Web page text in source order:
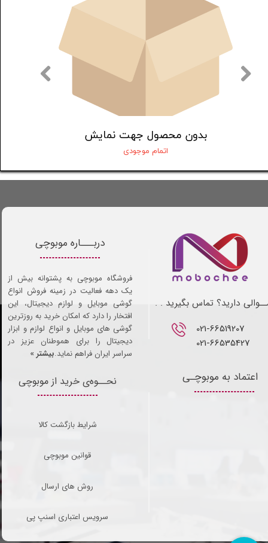
بدون محصول جهت نمایش
اتمام موجودی
021-66519207​​​​​​​
021-66535427
دارید؟ تماس بگیرید . .
نحــوه‌ی خرید از موبوچی
شرایط بازگشت کالا
قوانین موبوچی
روش های ارسال
سرویس اعتباری اسنپ پی
اعتماد به موبوچـی
دربـــاره موبوچی
فروشگاه موبوچی به پشتوانه بیش از
یک دهه فعالیت در زمینه فروش انواع
گوشی موبایل و لوازم دیجیتال، این
افتخار را دارد که امکان خرید به روزترین
گوشی های موبایل و انواع لوازم و ابزار
دیجیتال را برای هموطنان عزیز در
سراسر ایران فراهم نماید.بیشتر »